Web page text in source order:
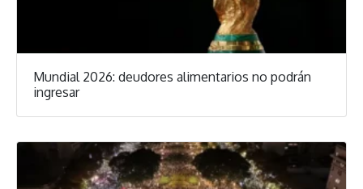
Mundial 2026: deudores alimentarios no podrán
ingresar